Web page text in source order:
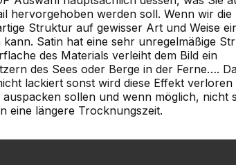
hervorgehoben werden soll. Wenn wir die
Struktur auf gewisser Art und Weise
Satin hat eine sehr unregelmäßige
des Materials verleiht dem Bild ein
des Sees oder Berge in der Ferne….
lackiert sonst wird diese Effekt verloren
auspacken sollen und wenn möglich, nicht
eine längere Trocknungszeit.